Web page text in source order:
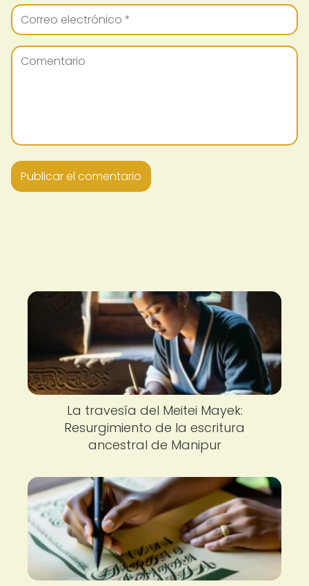
La travesía del Meitei Mayek:
Resurgimiento de la escritura
ancestral de Manipur